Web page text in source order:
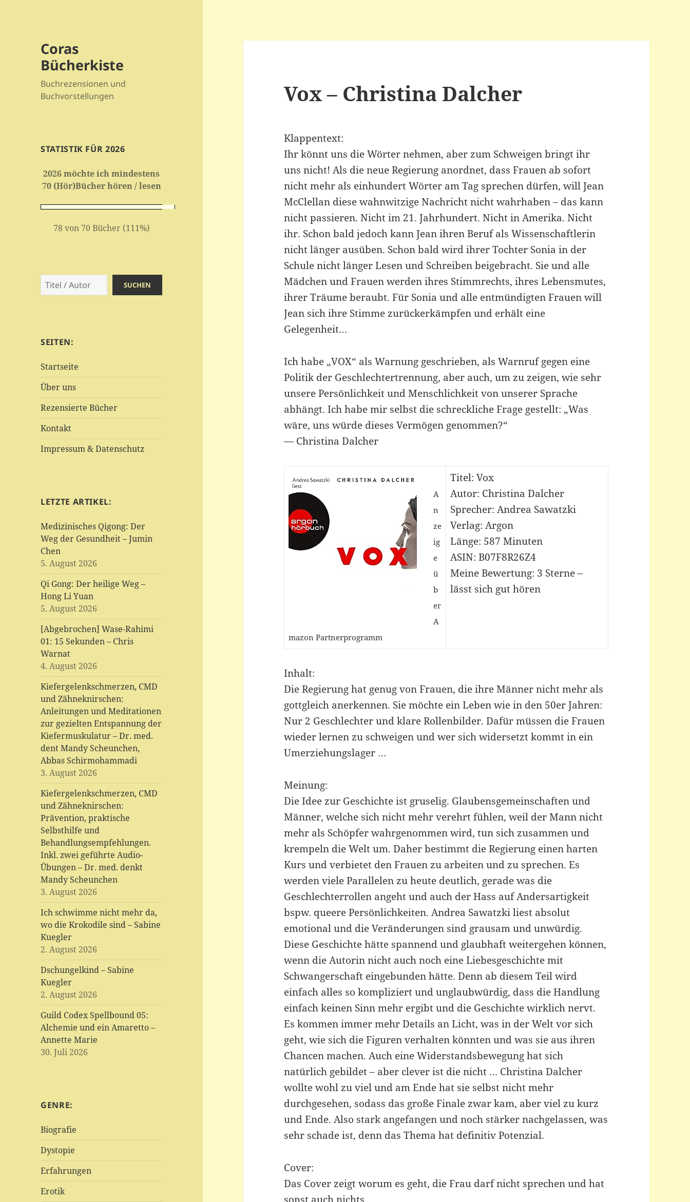
Coras
Bücherkiste
Buchrezensionen und
Buchvorstellungen
STATISTIK FÜR 2026
2026 möchte ich mindestens
70 (Hör)Bücher hören / lesen
78 von 70 Bücher (111%)
Suchen SUCHEN
SEITEN:
Startseite
Über uns
Rezensierte Bücher
Kontakt
Impressum & Datenschutz
LETZTE ARTIKEL:
Medizinisches Qigong: Der
Weg der Gesundheit – Jumin
Chen
5. August 2026
Qi Gong: Der heilige Weg –
Hong Li Yuan
5. August 2026
[Abgebrochen] Wase-Rahimi
01: 15 Sekunden – Chris
Warnat
4. August 2026
Kiefergelenkschmerzen, CMD
und Zähneknirschen:
Anleitungen und Meditationen
zur gezielten Entspannung der
Kiefermuskulatur – Dr. med.
dent Mandy Scheunchen,
Abbas Schirmohammadi
3. August 2026
Kiefergelenkschmerzen, CMD
und Zähneknirschen:
Prävention, praktische
Selbsthilfe und
Behandlungsempfehlungen.
Inkl. zwei geführte Audio-
Übungen – Dr. med. denkt
Mandy Scheunchen
3. August 2026
Ich schwimme nicht mehr da,
wo die Krokodile sind – Sabine
Kuegler
2. August 2026
Dschungelkind – Sabine
Kuegler
2. August 2026
Guild Codex Spellbound 05:
Alchemie und ein Amaretto –
Annette Marie
30. Juli 2026
GENRE:
Biografie
Dystopie
Erfahrungen
Erotik
Vox – Christina Dalcher
Klappentext:
Ihr könnt uns die Wörter nehmen, aber zum Schweigen bringt ihr
uns nicht! Als die neue Regierung anordnet, dass Frauen ab sofort
nicht mehr als einhundert Wörter am Tag sprechen dürfen, will Jean
McClellan diese wahnwitzige Nachricht nicht wahrhaben – das kann
nicht passieren. Nicht im 21. Jahrhundert. Nicht in Amerika. Nicht
ihr. Schon bald jedoch kann Jean ihren Beruf als Wissenschaftlerin
nicht länger ausüben. Schon bald wird ihrer Tochter Sonia in der
Schule nicht länger Lesen und Schreiben beigebracht. Sie und alle
Mädchen und Frauen werden ihres Stimmrechts, ihres Lebensmutes,
ihrer Träume beraubt. Für Sonia und alle entmündigten Frauen will
Jean sich ihre Stimme zurückerkämpfen und erhält eine
Gelegenheit…
Ich habe „VOX“ als Warnung geschrieben, als Warnruf gegen eine
Politik der Geschlechtertrennung, aber auch, um zu zeigen, wie sehr
unsere Persönlichkeit und Menschlichkeit von unserer Sprache
abhängt. Ich habe mir selbst die schreckliche Frage gestellt: „Was
wäre, uns würde dieses Vermögen genommen?“
— Christina Dalcher
A
n
ze
ig
e
ü
b
er
A
mazon Partnerprogramm
Titel: Vox
Autor: Christina Dalcher
Sprecher: Andrea Sawatzki
Verlag: Argon
Länge: 587 Minuten
ASIN: B07F8R26Z4
Meine Bewertung: 3 Sterne –
lässt sich gut hören
Inhalt:
Die Regierung hat genug von Frauen, die ihre Männer nicht mehr als
gottgleich anerkennen. Sie möchte ein Leben wie in den 50er Jahren:
Nur 2 Geschlechter und klare Rollenbilder. Dafür müssen die Frauen
wieder lernen zu schweigen und wer sich widersetzt kommt in ein
Umerziehungslager …
Meinung:
Die Idee zur Geschichte ist gruselig. Glaubensgemeinschaften und
Männer, welche sich nicht mehr verehrt fühlen, weil der Mann nicht
mehr als Schöpfer wahrgenommen wird, tun sich zusammen und
krempeln die Welt um. Daher bestimmt die Regierung einen harten
Kurs und verbietet den Frauen zu arbeiten und zu sprechen. Es
werden viele Parallelen zu heute deutlich, gerade was die
Geschlechterrollen angeht und auch der Hass auf Andersartigkeit
bspw. queere Persönlichkeiten. Andrea Sawatzki liest absolut
emotional und die Veränderungen sind grausam und unwürdig.
Diese Geschichte hätte spannend und glaubhaft weitergehen können,
wenn die Autorin nicht auch noch eine Liebesgeschichte mit
Schwangerschaft eingebunden hätte. Denn ab diesem Teil wird
einfach alles so kompliziert und unglaubwürdig, dass die Handlung
einfach keinen Sinn mehr ergibt und die Geschichte wirklich nervt.
Es kommen immer mehr Details an Licht, was in der Welt vor sich
geht, wie sich die Figuren verhalten könnten und was sie aus ihren
Chancen machen. Auch eine Widerstandsbewegung hat sich
natürlich gebildet – aber clever ist die nicht … Christina Dalcher
wollte wohl zu viel und am Ende hat sie selbst nicht mehr
durchgesehen, sodass das große Finale zwar kam, aber viel zu kurz
und Ende. Also stark angefangen und noch stärker nachgelassen, was
sehr schade ist, denn das Thema hat definitiv Potenzial.
Cover:
Das Cover zeigt worum es geht, die Frau darf nicht sprechen und hat